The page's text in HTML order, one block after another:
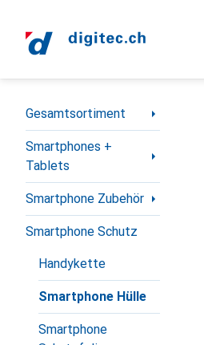
Navigation nach Kategorien
Gesamtsortiment
Smartphones +
Tablets
Smartphone Zubehör
Smartphone Schutz
Handykette
Smartphone Hülle
Smartphone